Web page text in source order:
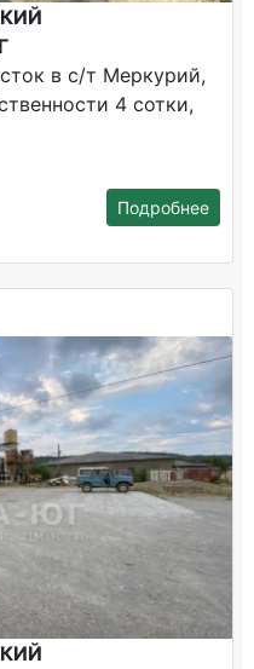
в с/т Меркурий,
4 сотки,
Подробнее